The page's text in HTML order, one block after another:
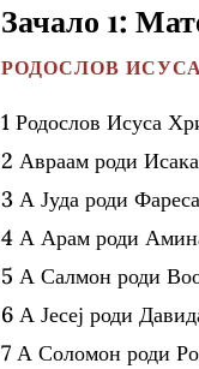
Зачало 1:
РОДОСЛОВ
1 Родослов Исуса
2 Авраам роди
3 А Јуда роди
4 А Арам роди
5 А Салмон роди
6 А Јесеј роди
7 А Соломон роди